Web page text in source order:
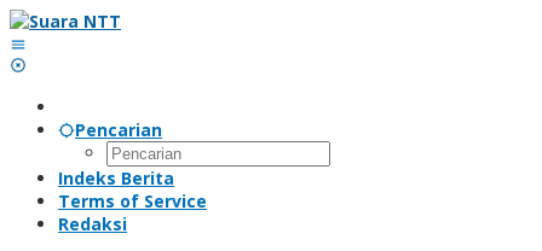
Lewati
ke
konten
Pencarian
Indeks Berita
Terms of Service
Redaksi